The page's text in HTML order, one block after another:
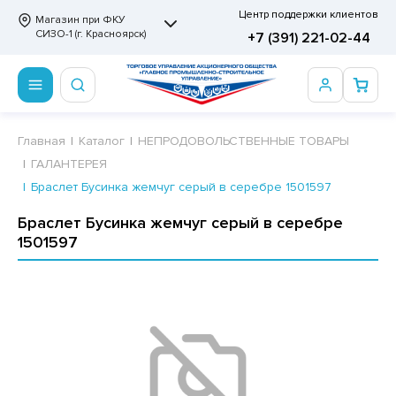
Магазин при ФКУ
СИЗО-1 (г. Красноярск)
Центр поддержки клиентов
+7 (391) 221-02-44
ПРОДОВОЛЬСТВЕННЫЕ ТОВАРЫ
ЗАМОРОЖЕННЫЕ ИЗДЕЛИЯ
ИЗДЕЛИЯ
ВАФЕЛЬНЫЕ ТОРТЫ
ПАСТИЛА, МАРМЕЛАД
НЕПРОДОВОЛЬСТВЕННЫЕ ТОВАРЫ
ПРИНАДЛЕЖНОСТИ
ПРИНАДЛЕЖНОСТИ
ТУАЛЕТНАЯ
Сертификаты
Главная Каталог
НЕПРОДОВОЛЬСТВЕННЫЕ ТОВАРЫ
ГАЛАНТЕРЕЯ
Браслет Бусинка жемчуг серый в серебре 1501597
Браслет Бусинка жемчуг серый в серебре
1501597